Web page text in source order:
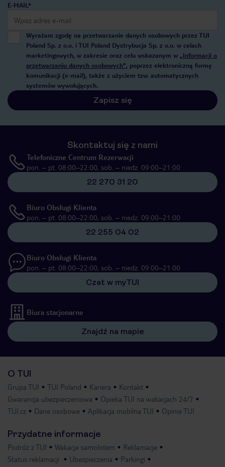
E-MAIL*
Wyrażam zgodę na przetwarzanie danych osobowych przez TUI
Poland Sp. z o.o. i TUI Poland Dystrybucja Sp. z o.o. w celach
marketingowych, w zakresie oraz celu wskazanym w „Informacji o
przetwarzaniu danych osobowych”, poprzez elektroniczną formę
komunikacji (e-mail), także z użyciem tzw. automatycznych
systemów wywołujących.
Zapisz się
Skontaktuj się z nami
Telefoniczne Centrum Rezerwacji
pon. – pt. 08:00–22:00, sob. – niedz. 09:00–21:00
22 270 31 20
Biuro Obsługi Klienta
pon. – pt. 08:00–22:00, sob. – niedz. 09:00–21:00
22 255 04 02
Biuro Obsługi Klienta
pon. – pt. 08:00–22:00, sob. – niedz. 09:00–21:00
Czat w myTUI
Biura stacjonarne
Znajdź na mapie
O TUI
Grupa TUI TUI Poland Kariera
Kontakt
Gwarancja ubezpieczeniowa
Opieka TUI na wakacjach 24/7
TUI.cz
Dane osobowe Aplikacja mobilna TUI Opinie TUI
Przydatne informacje
Podróż z TUI Wakacje samolotem
Reklamacje
Status reklamacji
Ubezpieczenia
Parkingi